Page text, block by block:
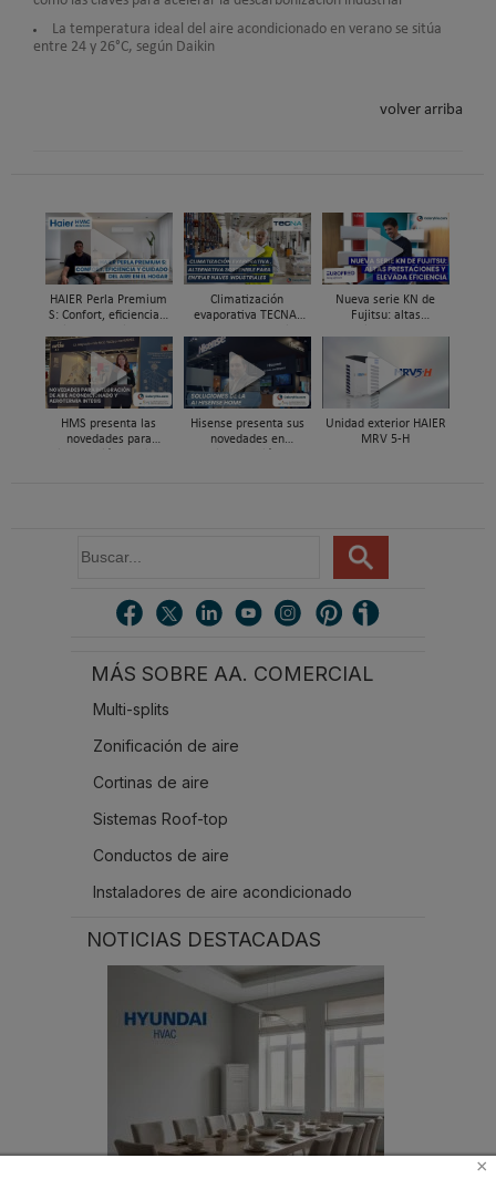
La temperatura ideal del aire acondicionado en verano se sitúa
entre 24 y 26°C, según Daikin
volver arriba
HAIER Perla Premium
S: Confort, eficiencia y
hogar
Climatización
evaporativa TECNA,
para enfriar naves
industriales
Nueva serie KN de
Fujitsu: altas
HMS presenta las
novedades para
Hisense presenta sus
novedades en
Unidad exterior HAIER
MRV 5-H
u
MÁS SOBRE AA. COMERCIAL
Multi-splits
Zonificación de aire
Cortinas de aire
Sistemas Roof-top
Conductos de aire
Instaladores de aire acondicionado
NOTICIAS DESTACADAS
×